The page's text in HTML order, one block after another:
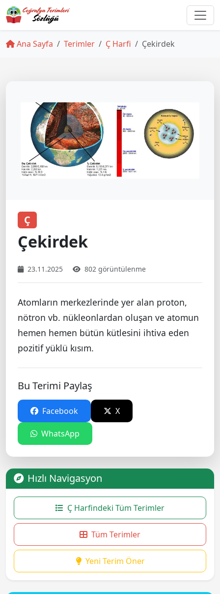
Ana Sayfa Terimler Ç Harfi Çekirdek
Ç
Çekirdek
23.11.2025 802 görüntülenme
Atomların merkezlerinde yer alan proton,
nötron vb. nükleonlardan oluşan ve atomun
hemen hemen bütün kütlesini ihtiva eden
pozitif yüklü kısım.
Bu Terimi Paylaş
Facebook X
WhatsApp
Hızlı Navigasyon
Ç Harfindeki Tüm Terimler
Tüm Terimler
Yeni Terim Öner